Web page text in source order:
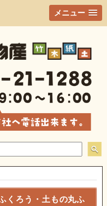
メニュー
くろう・土もの丸ふ